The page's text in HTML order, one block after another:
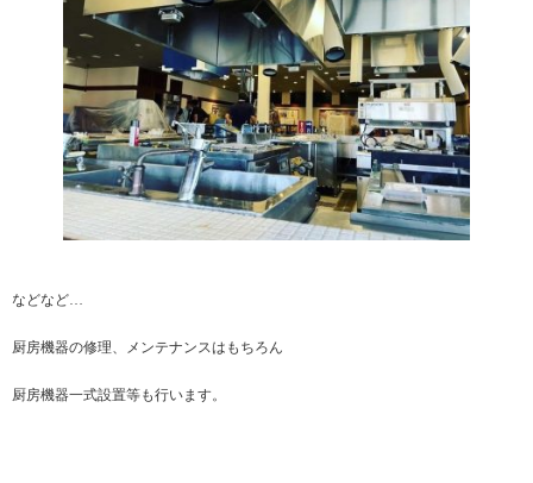
などなど…
厨房機器の修理、メンテナンスはもちろん
厨房機器一式設置等も行います。